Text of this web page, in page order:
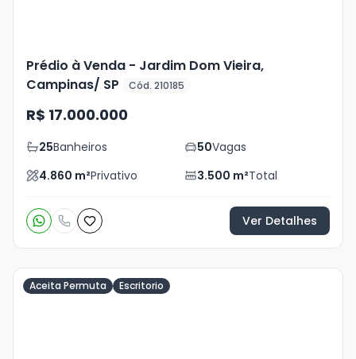
Prédio à Venda - Jardim Dom Vieira,
Campinas/ SP
Cód. 210185
R$ 17.000.000
25Banheiros 50Vagas
4.860 m²Privativo 3.500 m²Total
Ver Detalhes
Aceita Permuta Escritorio